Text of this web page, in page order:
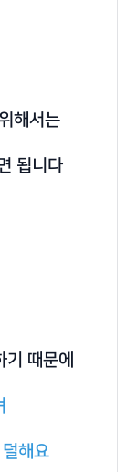
해서는
됩니다
기 때문에
해요